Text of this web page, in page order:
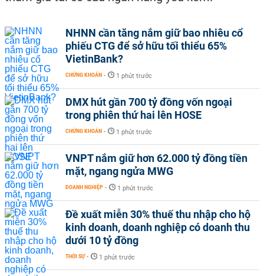
NHNN cần tăng nắm giữ bao nhiêu cổ
phiếu CTG để sở hữu tối thiểu 65%
VietinBank?
CHỨNG KHOÁN - 1 phút trước
DMX hút gần 700 tỷ đồng vốn ngoại
trong phiên thứ hai lên HOSE
CHỨNG KHOÁN - 1 phút trước
VNPT nắm giữ hơn 62.000 tỷ đồng tiền
mặt, ngang ngửa MWG
DOANH NGHIỆP - 1 phút trước
Đề xuất miễn 30% thuế thu nhập cho hộ
kinh doanh, doanh nghiệp có doanh thu
dưới 10 tỷ đồng
THỜI SỰ - 1 phút trước